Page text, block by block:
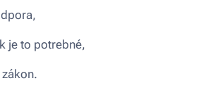
je to potrebné,